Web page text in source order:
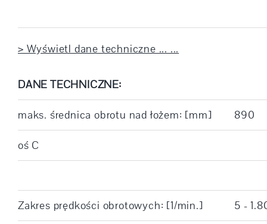
> Wyświetl dane techniczne ... ...
DANE TECHNICZNE:
maks. średnica obrotu nad łożem: [mm] 890
oś C
Zakres prędkości obrotowych: [1/min.] 5 -